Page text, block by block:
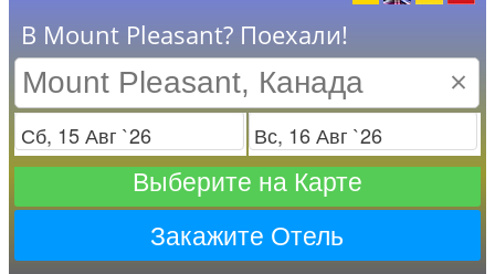
В Mount Pleasant? Поехали!
×
Заезд Отъезд
Выберите на Карте
Закажите Отель